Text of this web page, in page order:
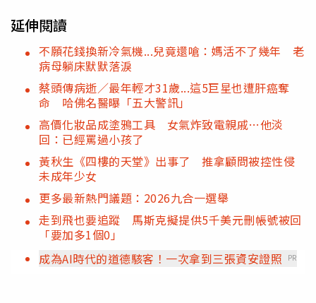
延伸閱讀
不願花錢換新冷氣機...兒竟還嗆：媽活不了幾年 老
病母躺床默默落淚
蔡頭傳病逝／最年輕才31歲...這5巨星也遭肝癌奪
命 哈佛名醫曝「五大警訊」
高價化妝品成塗鴉工具 女氣炸致電親戚…他淡
回：已經罵過小孩了
黃秋生《四樓的天堂》出事了 推拿顧問被控性侵
未成年少女
更多最新熱門議題：2026九合一選舉
走到飛也要追蹤 馬斯克擬提供5千美元刪帳號被回
「要加多1個0」
成為AI時代的道德駭客！一次拿到三張資安證照
PR